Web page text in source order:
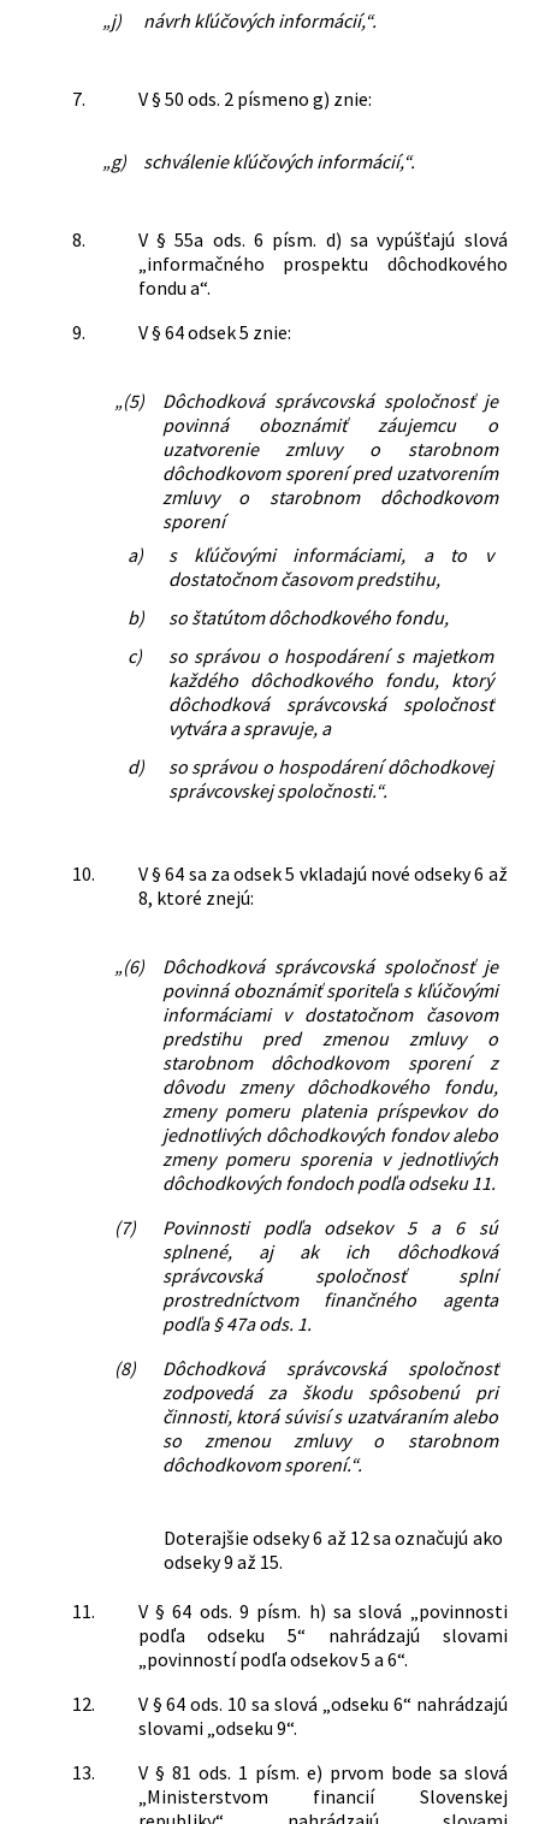
„j) návrh kľúčových informácií,“.
7. V § 50 ods. 2 písmeno g) znie:
„g) schválenie kľúčových informácií,“.
8.
V § 55a ods. 6 písm. d) sa vypúšťajú slová
„informačného prospektu dôchodkového
fondu a“.
9.
V § 64 odsek 5 znie:
„(5)
Dôchodková správcovská spoločnosť je
povinná oboznámiť záujemcu o
uzatvorenie zmluvy o starobnom
dôchodkovom sporení pred uzatvorením
zmluvy o starobnom dôchodkovom
sporení
a)
s kľúčovými informáciami, a to v
dostatočnom časovom predstihu,
b)
so štatútom dôchodkového fondu,
c)
so správou o hospodárení s majetkom
každého dôchodkového fondu, ktorý
dôchodková správcovská spoločnosť
vytvára a spravuje, a
d)
so správou o hospodárení dôchodkovej
správcovskej spoločnosti.“.
10.
V § 64 sa za odsek 5 vkladajú nové odseky 6 až
8, ktoré znejú:
„(6)
Dôchodková správcovská spoločnosť je
povinná oboznámiť sporiteľa s kľúčovými
informáciami v dostatočnom časovom
predstihu pred zmenou zmluvy o
starobnom dôchodkovom sporení z
dôvodu zmeny dôchodkového fondu,
zmeny pomeru platenia príspevkov do
jednotlivých dôchodkových fondov alebo
zmeny pomeru sporenia v jednotlivých
dôchodkových fondoch podľa odseku 11.
(7)
Povinnosti podľa odsekov 5 a 6 sú
splnené, aj ak ich dôchodková
správcovská spoločnosť splní
prostredníctvom finančného agenta
podľa § 47a ods. 1.
(8)
Dôchodková správcovská spoločnosť
zodpovedá za škodu spôsobenú pri
činnosti, ktorá súvisí s uzatváraním alebo
so zmenou zmluvy o starobnom
dôchodkovom sporení.“.
Doterajšie odseky 6 až 12 sa označujú ako
odseky 9 až 15.
11.
V § 64 ods. 9 písm. h) sa slová „povinnosti
podľa odseku 5“ nahrádzajú slovami
„povinností podľa odsekov 5 a 6“.
12.
V § 64 ods. 10 sa slová „odseku 6“ nahrádzajú
slovami „odseku 9“.
13.
V § 81 ods. 1 písm. e) prvom bode sa slová
„Ministerstvom financií Slovenskej